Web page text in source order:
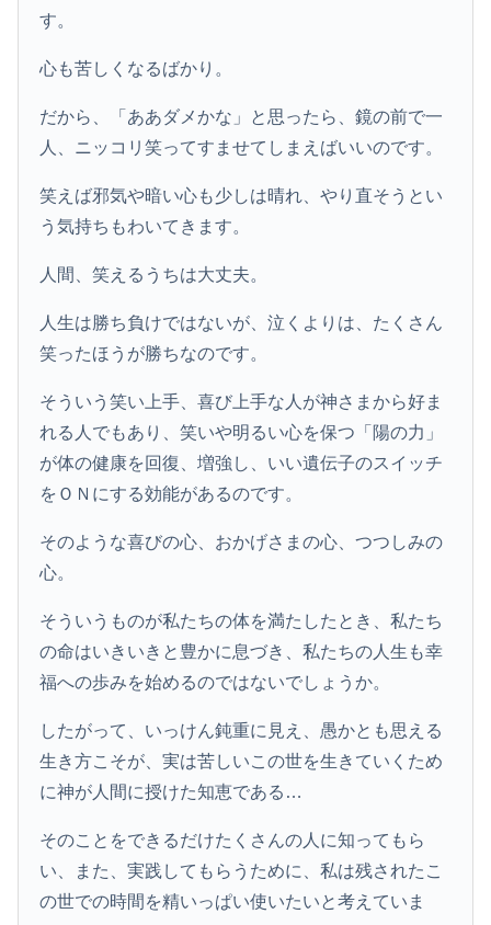
す。
心も苦しくなるばかり。
だから、「ああダメかな」と思ったら、鏡の前で一
人、ニッコリ笑ってすませてしまえばいいのです。
笑えば邪気や暗い心も少しは晴れ、やり直そうとい
う気持ちもわいてきます。
人間、笑えるうちは大丈夫。
人生は勝ち負けではないが、泣くよりは、たくさん
笑ったほうが勝ちなのです。
そういう笑い上手、喜び上手な人が神さまから好ま
れる人でもあり、笑いや明るい心を保つ「陽の力」
が体の健康を回復、増強し、いい遺伝子のスイッチ
をＯＮにする効能があるのです。
そのような喜びの心、おかげさまの心、つつしみの
心。
そういうものが私たちの体を満たしたとき、私たち
の命はいきいきと豊かに息づき、私たちの人生も幸
福への歩みを始めるのではないでしょうか。
したがって、いっけん鈍重に見え、愚かとも思える
生き方こそが、実は苦しいこの世を生きていくため
に神が人間に授けた知恵である…
そのことをできるだけたくさんの人に知ってもら
い、また、実践してもらうために、私は残されたこ
の世での時間を精いっぱい使いたいと考えていま